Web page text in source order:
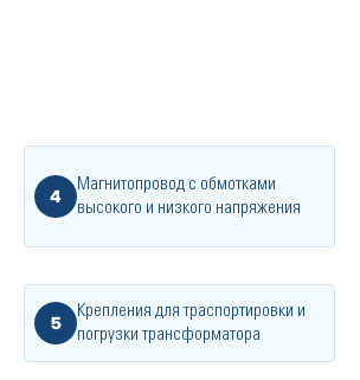
4
Магнитопровод с обмотками
высокого и низкого напряжения
5
Крепления для траспортировки и
погрузки трансформатора